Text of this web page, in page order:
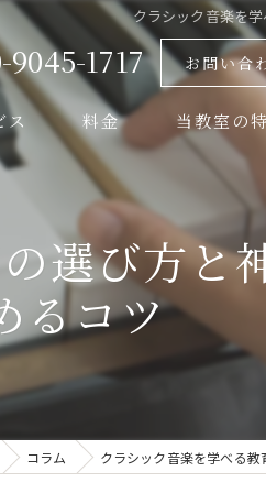
クラシック音楽を
9045-1717 お問い合
ス 料金 当教室の
弦楽器
管楽器
選び方と
るコツ
コラム クラシック音楽を学べる